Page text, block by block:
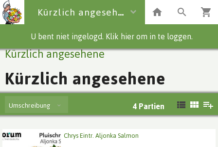
Kürzlich angesehene
U bent niet ingelogd. Klik hier om in te loggen.
Kürzlich angesehene
Kürzlich angesehene
Umschreibung 4 Partien
Chrys Eintr. Aljonka Salmon
Chrys Eintr. Aljonka Salmon